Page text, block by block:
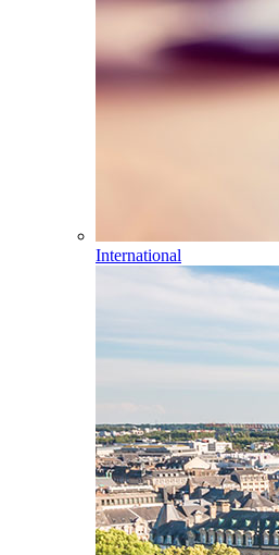
International